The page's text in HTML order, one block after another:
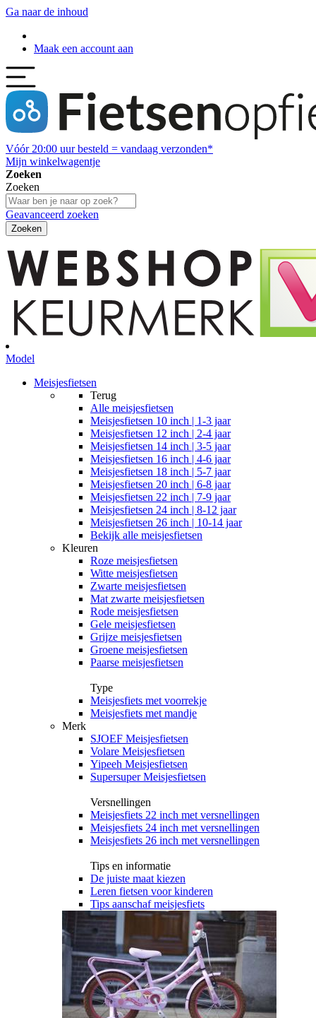
Ga naar de inhoud
Maak een account aan
Vóór 20:00 uur besteld = vandaag verzonden*
Mijn winkelwagentje
Zoeken
Zoeken
Geavanceerd zoeken
Zoeken
Model
Meisjesfietsen
Terug
Alle meisjesfietsen
Meisjesfietsen 10 inch | 1-3 jaar
Meisjesfietsen 12 inch | 2-4 jaar
Meisjesfietsen 14 inch | 3-5 jaar
Meisjesfietsen 16 inch | 4-6 jaar
Meisjesfietsen 18 inch | 5-7 jaar
Meisjesfietsen 20 inch | 6-8 jaar
Meisjesfietsen 22 inch | 7-9 jaar
Meisjesfietsen 24 inch | 8-12 jaar
Meisjesfietsen 26 inch | 10-14 jaar
Bekijk alle meisjesfietsen
Kleuren
Roze meisjesfietsen
Witte meisjesfietsen
Zwarte meisjesfietsen
Mat zwarte meisjesfietsen
Rode meisjesfietsen
Gele meisjesfietsen
Grijze meisjesfietsen
Groene meisjesfietsen
Paarse meisjesfietsen
Type
Meisjesfiets met voorrekje
Meisjesfiets met mandje
Merk
SJOEF Meisjesfietsen
Volare Meisjesfietsen
Yipeeh Meisjesfietsen
Supersuper Meisjesfietsen
Versnellingen
Meisjesfiets 22 inch met versnellingen
Meisjesfiets 24 inch met versnellingen
Meisjesfiets 26 inch met versnellingen
Tips en informatie
De juiste maat kiezen
Leren fietsen voor kinderen
Tips aanschaf meisjesfiets